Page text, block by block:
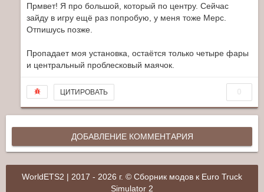
Прмвет! Я про большой, который по центру. Сейчас
зайду в игру ещё раз попробую, у меня тоже Мерс.
Отпишусь позже.
Пропадает моя установка, остаётся только четыре фары
и центральный проблесковый маячок.
ЦИТИРОВАТЬ
ДОБАВЛЕНИЕ КОММЕНТАРИЯ
WorldETS2 | 2017 - 2026 г. © Сборник модов к Euro Truck
Simulator 2